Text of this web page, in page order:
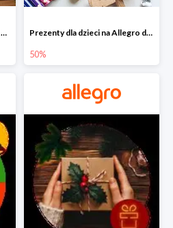
Prezenty świąteczne dla dzieci na Allegro do -60% Prezenty dla dzieci na Allegro do -50%
50%